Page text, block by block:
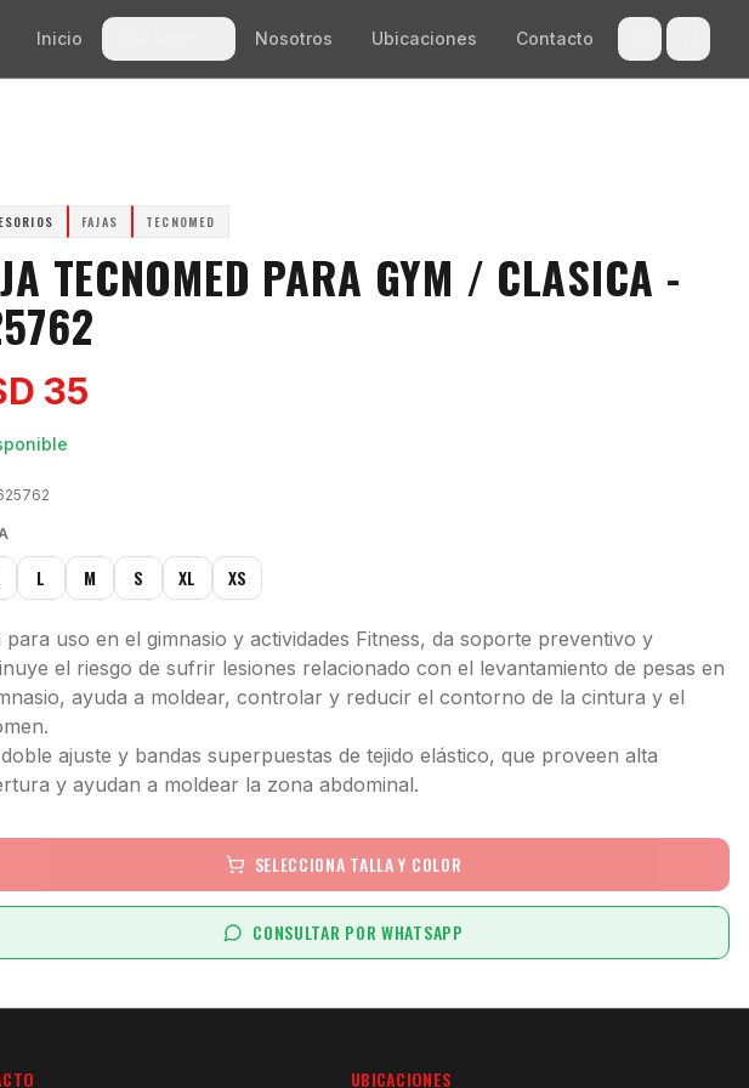
Inicio Nosotros Ubicaciones Contacto
FAJAS TECNOMED
TECNOMED PARA GYM / CLASICA -
35
L M S XL XS
para uso en el gimnasio y actividades Fitness, da soporte preventivo y
el riesgo de sufrir lesiones relacionado con el levantamiento de pesas en
ayuda a moldear, controlar y reducir el contorno de la cintura y el
ajuste y bandas superpuestas de tejido elástico, que proveen alta
y ayudan a moldear la zona abdominal.
SELECCIONA TALLA Y COLOR
CONSULTAR POR WHATSAPP
UBICACIONES